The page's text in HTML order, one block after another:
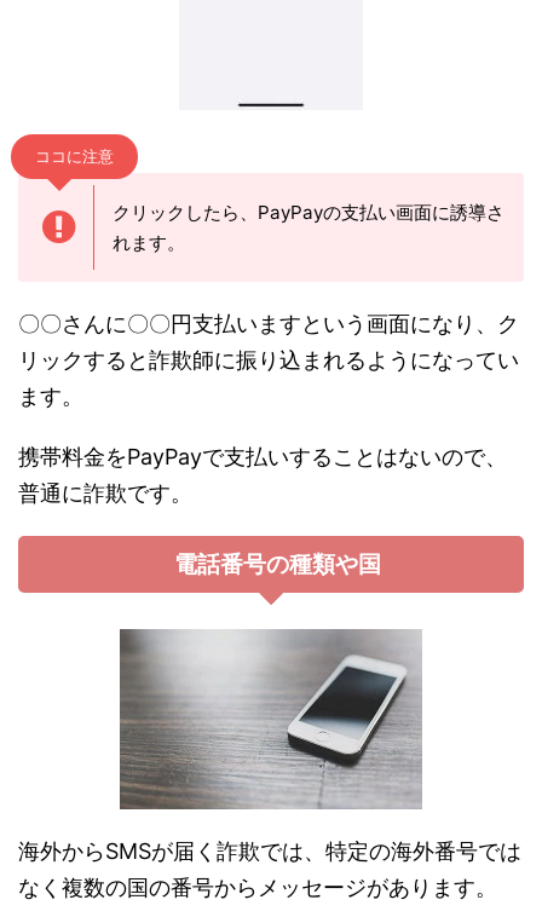
ココに注意
クリックしたら、PayPayの支払い画面に誘導さ
れます。
〇〇さんに〇〇円支払いますという画面になり、ク
リックすると詐欺師に振り込まれるようになってい
ます。
携帯料金をPayPayで支払いすることはないので、
普通に詐欺です。
電話番号の種類や国
海外からSMSが届く詐欺では、特定の海外番号では
なく複数の国の番号からメッセージがあります。